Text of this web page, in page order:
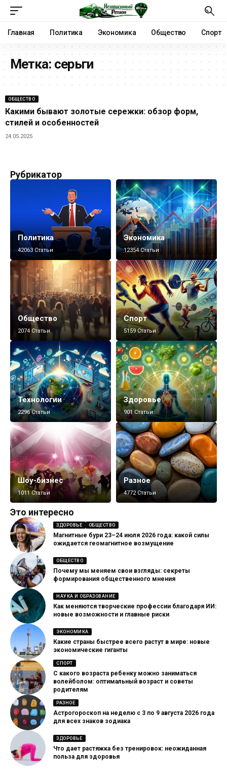
Главная Политика Экономика Общество Спорт
Метка: серьги
ОБЩЕСТВО
Какими бывают золотые сережки: обзор форм,
стилей и особенностей
24.05.2025
Рубрикатор
Политика
42063 Статьи
Экономика
12354 Статьи
Общество
2074 Статьи
Спорт
5159 Статьи
Технологии
2296 Статьи
Здоровье
901 Статьи
Шоу-бизнес
1011 Статьи
Разное
4772 Статьи
Это интересно
ЗДОРОВЬЕ ОБЩЕСТВО
Магнитные бури 23–24 июля 2026 года: какой силы
ожидается геомагнитное возмущение
ОБЩЕСТВО
Почему мы меняем свои взгляды: секреты
формирования общественного мнения
НАУКА И ОБРАЗОВАНИЕ
Как меняются творческие профессии благодаря ИИ:
новые возможности и главные риски
ЭКОНОМИКА
Какие страны быстрее всего растут в мире: новые
экономические гиганты
СПОРТ
С какого возраста ребенку можно заниматься
волейболом: оптимальный возраст и советы
родителям
РАЗНОЕ
Астрогороскоп на неделю с 3 по 9 августа 2026 года
для всех знаков зодиака
ЗДОРОВЬЕ
Что дает растяжка без тренировок: неожиданная
польза для здоровья